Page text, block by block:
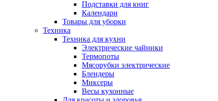
Подставки для книг
Календари
Товары для уборки
Техника
Техника для кухни
Электрические чайники
Термопоты
Мясорубки электрические
Блендеры
Миксеры
Весы кухонные